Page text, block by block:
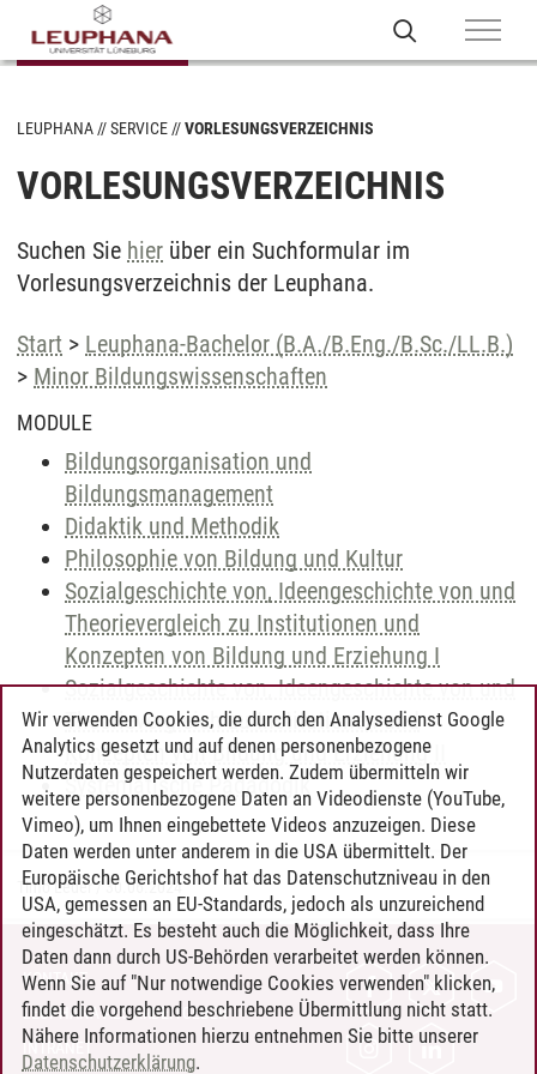
LEUPHANA SERVICE VORLESUNGSVERZEICHNIS
VORLESUNGSVERZEICHNIS
Suchen Sie hier über ein Suchformular im
Vorlesungsverzeichnis der Leuphana.
Start > Leuphana-Bachelor (B.A./B.Eng./B.Sc./LL.B.)
> Minor Bildungswissenschaften
MODULE
Bildungsorganisation und
Bildungsmanagement
Didaktik und Methodik
Philosophie von Bildung und Kultur
Sozialgeschichte von, Ideengeschichte von und
Theorievergleich zu Institutionen und
Konzepten von Bildung und Erziehung I
Sozialgeschichte von, Ideengeschichte von und
Theorievergleich zu Institutionen und
Konzepten von Bildung und Erziehung II
Systematische Pädagogik
Timo Leder/30.06.2024
KONTAKT
LEUPHANA ALS ARBEITGEBER
INTRANET
Wir verwenden Cookies, die durch den Analysedienst Google
Analytics gesetzt und auf denen personenbezogene
Nutzerdaten gespeichert werden. Zudem übermitteln wir
weitere personenbezogene Daten an Videodienste (YouTube,
Vimeo), um Ihnen eingebettete Videos anzuzeigen. Diese
Daten werden unter anderem in die USA übermittelt. Der
Europäische Gerichtshof hat das Datenschutzniveau in den
USA, gemessen an EU-Standards, jedoch als unzureichend
eingeschätzt. Es besteht auch die Möglichkeit, dass Ihre
Daten dann durch US-Behörden verarbeitet werden können.
Wenn Sie auf "Nur notwendige Cookies verwenden" klicken,
findet die vorgehend beschriebene Übermittlung nicht statt.
Nähere Informationen hierzu entnehmen Sie bitte unserer
Datenschutzerklärung.